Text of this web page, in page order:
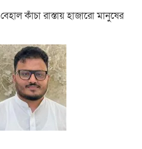
কাঁচা রাস্তায় হাজারো মানুষের